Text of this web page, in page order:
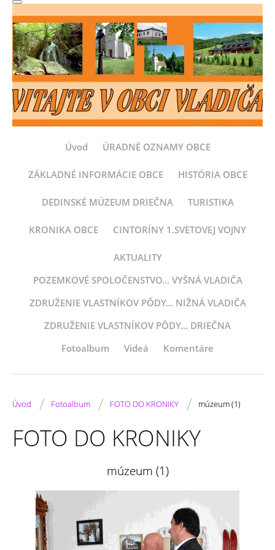
Úvod ÚRADNÉ OZNAMY OBCE
ZÁKLADNÉ INFORMÁCIE OBCE HISTÓRIA OBCE
DEDINSKÉ MÚZEUM DRIEČNA TURISTIKA
KRONIKA OBCE CINTORÍNY 1.SVETOVEJ VOJNY
AKTUALITY
POZEMKOVÉ SPOLOČENSTVO... VYŠNÁ VLADIČA
ZDRUŽENIE VLASTNÍKOV PÔDY... NIŽNÁ VLADIČA
ZDRUŽENIE VLASTNÍKOV PÔDY... DRIEČNA
Fotoalbum
Videá Komentáre
Úvod / Fotoalbum / FOTO DO KRONIKY / múzeum (1)
FOTO DO KRONIKY
múzeum (1)